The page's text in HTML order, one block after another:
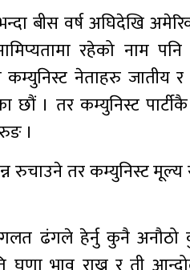
बीस वर्ष अघिदेखि
रहेको नाम
नेताहरु जातीय र
। तर कम्युनिस्ट
।
तर कम्युनिस्ट मूल्य
गलत ढंगले हेर्नु कुनै